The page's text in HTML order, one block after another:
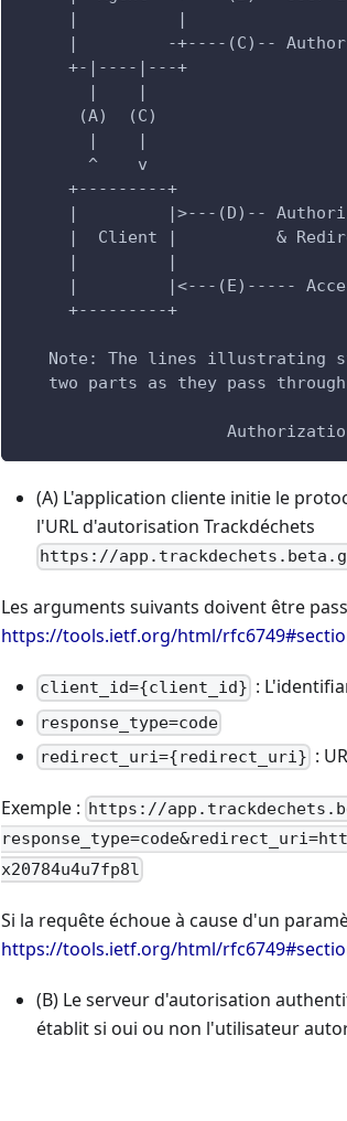
|          |
|         -+----(C)--
+-|----|---+
|    |
(A)  (C)
|    |
^    v
+---------+
|         |>---(D)--
|  Client |          &
|         |
|         |<---(E)-----
     +---------+
Note: The lines illustrating
two parts as they pass
(A) L'application cliente initie le
l'URL d'autorisation Trackdéchets
https://
Les arguments suivants doivent être
https://tools.ietf.org/html/
client_id={client_id} :
response_type=code
redirect_uri={redirect_uri} :
Exemple : https://
x20784u4u7fp8l
Si la requête échoue à cause d'un
https://tools.ietf.org/html/
(B) Le serveur d'autorisation
établit si oui ou non l'utilisateur